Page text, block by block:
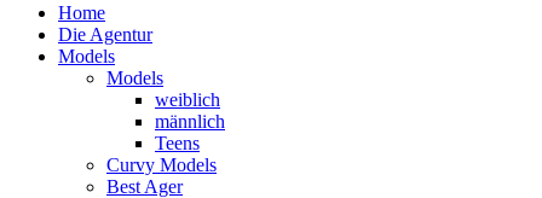
Home
Die Agentur
Models
Models
weiblich
männlich
Teens
Curvy Models
Best Ager